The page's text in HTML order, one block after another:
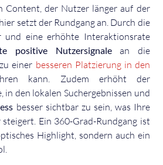
Content, der Nutzer länger auf der
setzt der Rundgang an. Durch die
und eine erhöhte Interaktionsrate
positive Nutzersignalean die
einer besseren Platzierung in den
kann. Zudem erhöht der
in den lokalen Suchergebnissen und
besser sichtbar zu sein, was Ihre
Ein 360-Grad-Rundgang ist
Highlight, sondern auch ein